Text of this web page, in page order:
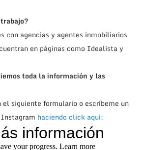
con agencias y agentes inmobiliarios
en páginas como Idealista y
toda la información y las
el siguiente formulario o escríbeme un
haciendo click aquí: